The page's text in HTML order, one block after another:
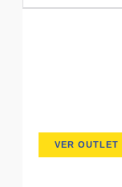
VER OUTLET